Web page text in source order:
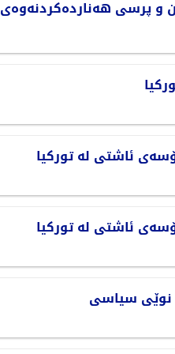
و پرسی هەناردەکردنەوەی
ئاشتی لە تورکیا
ئاشتی لە تورکیا
نوێی سیاسی